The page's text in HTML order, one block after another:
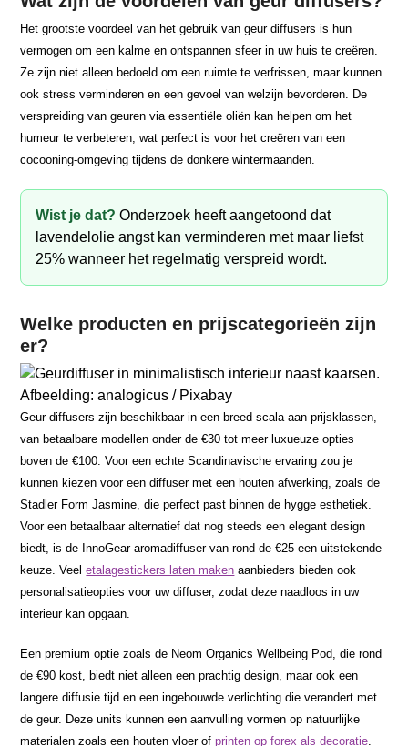
Het grootste voordeel van het gebruik van geur diffusers is hun
vermogen om een kalme en ontspannen sfeer in uw huis te creëren.
Ze zijn niet alleen bedoeld om een ruimte te verfrissen, maar kunnen
ook stress verminderen en een gevoel van welzijn bevorderen. De
verspreiding van geuren via essentiële oliën kan helpen om het
humeur te verbeteren, wat perfect is voor het creëren van een
cocooning-omgeving tijdens de donkere wintermaanden.
Wist je dat? Onderzoek heeft aangetoond dat
lavendelolie angst kan verminderen met maar liefst
25% wanneer het regelmatig verspreid wordt.
Welke producten en prijscategorieën zijn
er?
Afbeelding: analogicus / Pixabay
Geur diffusers zijn beschikbaar in een breed scala aan prijsklassen,
van betaalbare modellen onder de €30 tot meer luxueuze opties
boven de €100. Voor een echte Scandinavische ervaring zou je
kunnen kiezen voor een diffuser met een houten afwerking, zoals de
Stadler Form Jasmine, die perfect past binnen de hygge esthetiek.
Voor een betaalbaar alternatief dat nog steeds een elegant design
biedt, is de InnoGear aromadiffuser van rond de €25 een uitstekende
keuze. Veeletalagestickers laten maken aanbieders bieden ook
personalisatieopties voor uw diffuser, zodat deze naadloos in uw
interieur kan opgaan.
Een premium optie zoals de Neom Organics Wellbeing Pod, die rond
de €90 kost, biedt niet alleen een prachtig design, maar ook een
langere diffusie tijd en een ingebouwde verlichting die verandert met
de geur. Deze units kunnen een aanvulling vormen op natuurlijke
materialen zoals een houten vloer ofprinten op forex als decoratie.